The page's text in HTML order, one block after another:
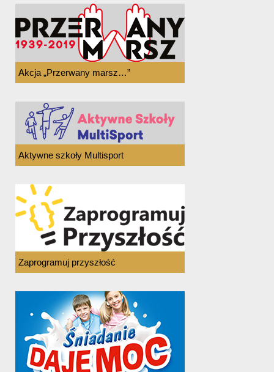
Akcja „Przerwany marsz…”
Aktywne szkoły Multisport
Zaprogramuj przyszłość